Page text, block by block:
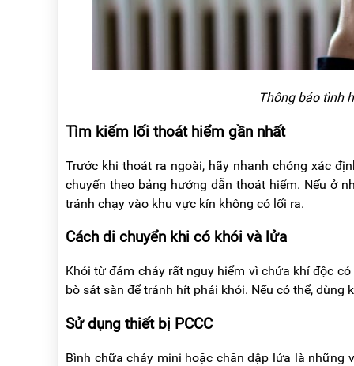
Thông báo tình
Tìm kiếm lối thoát hiểm gần nhất
Trước khi thoát ra ngoài, hãy nhanh chóng xác
chuyển theo bảng hướng dẫn thoát hiểm. Nếu ở
tránh chạy vào khu vực kín không có lối ra.
Cách di chuyển khi có khói và lửa
Khói từ đám cháy rất nguy hiểm vì chứa khí độc
bò sát sàn để tránh hít phải khói. Nếu có thể,
Sử dụng thiết bị PCCC
Bình chữa cháy mini hoặc chăn dập lửa là những